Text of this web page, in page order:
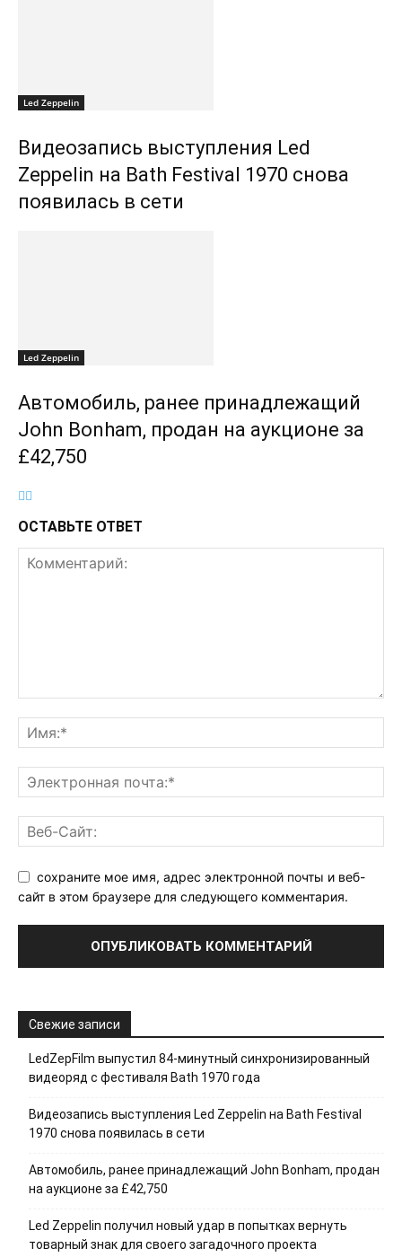
Led Zeppelin
Видеозапись выступления Led
Zeppelin на Bath Festival 1970 снова
появилась в сети
Led Zeppelin
Автомобиль, ранее принадлежащий
John Bonham, продан на аукционе за
£42,750
ОСТАВЬТЕ ОТВЕТ
сохраните мое имя, адрес электронной почты и веб-
сайт в этом браузере для следующего комментария.
Свежие записи
LedZepFilm выпустил 84-минутный синхронизированный
видеоряд с фестиваля Bath 1970 года
Видеозапись выступления Led Zeppelin на Bath Festival
1970 снова появилась в сети
Автомобиль, ранее принадлежащий John Bonham, продан
на аукционе за £42,750
Led Zeppelin получил новый удар в попытках вернуть
товарный знак для своего загадочного проекта